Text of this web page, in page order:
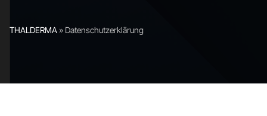
THALDERMA » Datenschutzerklärung